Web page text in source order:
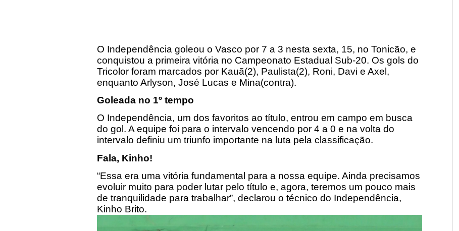
O Independência goleou o Vasco por 7 a 3 nesta sexta, 15, no Tonicão, e
conquistou a primeira vitória no Campeonato Estadual Sub-20. Os gols do
Tricolor foram marcados por Kauã(2), Paulista(2), Roni, Davi e Axel,
enquanto Arlyson, José Lucas e Mina(contra).
Goleada no 1º tempo
O Independência, um dos favoritos ao título, entrou em campo em busca
do gol. A equipe foi para o intervalo vencendo por 4 a 0 e na volta do
intervalo definiu um triunfo importante na luta pela classificação.
Fala, Kinho!
“Essa era uma vitória fundamental para a nossa equipe. Ainda precisamos
evoluir muito para poder lutar pelo título e, agora, teremos um pouco mais
de tranquilidade para trabalhar”, declarou o técnico do Independência,
Kinho Brito.